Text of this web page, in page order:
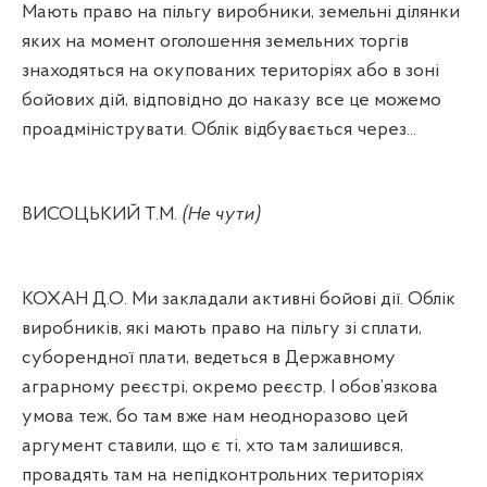
Мають право на пільгу виробники, земельні ділянки
яких на момент оголошення земельних торгів
знаходяться на окупованих територіях або в зоні
бойових дій, відповідно до наказу все це можемо
проадмініструвати. Облік відбувається через...
ВИСОЦЬКИЙ Т.М. (Не чути)
КОХАН Д.О. Ми закладали активні бойові дії. Облік
виробників, які мають право на пільгу зі сплати,
суборендної плати, ведеться в Державному
аграрному реєстрі, окремо реєстр. І обов’язкова
умова теж, бо там вже нам неодноразово цей
аргумент ставили, що є ті, хто там залишився,
провадять там на непідконтрольних територіях